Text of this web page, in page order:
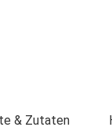
& Zutaten